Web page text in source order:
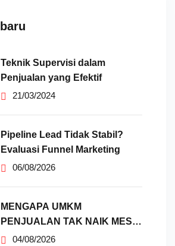
Teknik Supervisi dalam
Penjualan yang Efektif
21/03/2024
Pipeline Lead Tidak Stabil?
Evaluasi Funnel Marketing
06/08/2026
MENGAPA UMKM
PENJUALAN TAK NAIK MESKI
SUDAH
04/08/2026